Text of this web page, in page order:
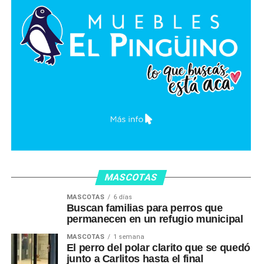
MASCOTAS
MASCOTAS 6 días
Buscan familias para perros que
permanecen en un refugio municipal
MASCOTAS 1 semana
El perro del polar clarito que se quedó
junto a Carlitos hasta el final